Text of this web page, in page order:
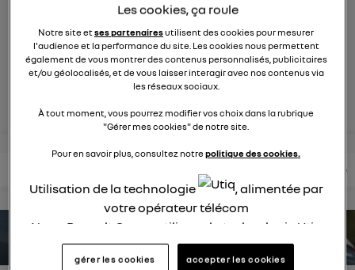
posez une question
rejoignez
consultez votre notice
Les cookies, ça roule
Notre site etses partenairesutilisent des cookies pour mesurer
l'audience et la performance du site. Les cookies nous permettent
également de vous montrer des contenus personnalisés, publicitaires
et/ou géolocalisés, et de vous laisser interagir avec nos contenus via
les réseaux sociaux.
À tout moment, vous pourrez modifier vos choix dans la rubrique
"Gérer mes cookies" de notre site.
Pour en savoir plus, consultez notrepolitique des cookies.
Utilisation de la technologie
, alimentée par
votre opérateur télécom
Nous, Renault Group, utilisons la technologie Utiq
pour nos activités digitales (telles que décrites
dans cette notice de consentement) et liées à
gérer les cookies accepter les cookies